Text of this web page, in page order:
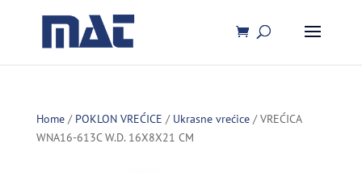
Home/ POKLON VREĆICE / Ukrasne vrećice/ VREĆICA
WNA16-613C W.D. 16X8X21 CM